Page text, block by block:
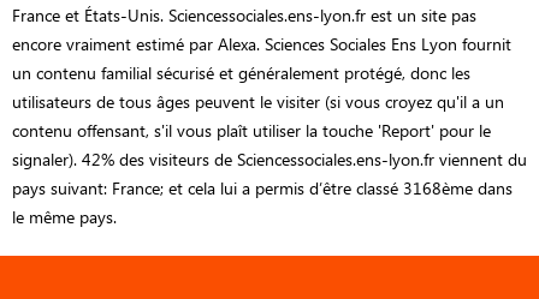
France et États-Unis. Sciencessociales.ens-lyon.fr est un site pas
encore vraiment estimé par Alexa. Sciences Sociales Ens Lyon fournit
un contenu familial sécurisé et généralement protégé, donc les
utilisateurs de tous âges peuvent le visiter (si vous croyez qu'il a un
contenu offensant, s'il vous plaît utiliser la touche 'Report' pour le
signaler). 42% des visiteurs de Sciencessociales.ens-lyon.fr viennent du
pays suivant: France; et cela lui a permis d’être classé 3168ème dans
le même pays.